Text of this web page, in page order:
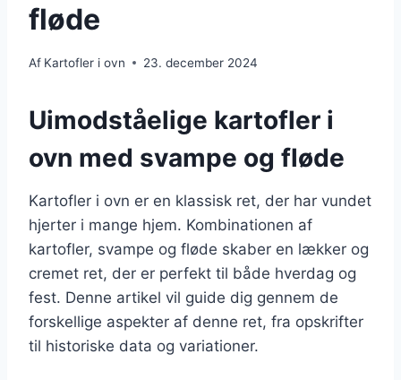
fløde
Af Kartofler i ovn 23. december 2024
Uimodståelige kartofler i
ovn med svampe og fløde
Kartofler i ovn er en klassisk ret, der har vundet
hjerter i mange hjem. Kombinationen af
kartofler, svampe og fløde skaber en lækker og
cremet ret, der er perfekt til både hverdag og
fest. Denne artikel vil guide dig gennem de
forskellige aspekter af denne ret, fra opskrifter
til historiske data og variationer.